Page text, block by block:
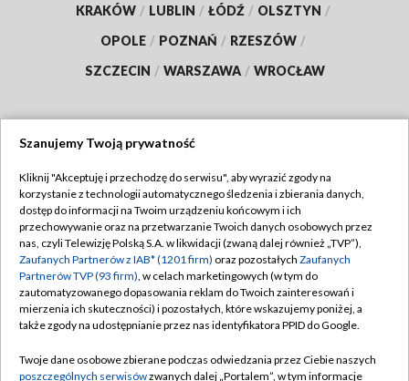
KRAKÓW / LUBLIN / ŁÓDŹ / OLSZTYN /
OPOLE / POZNAŃ / RZESZÓW /
SZCZECIN / WARSZAWA / WROCŁAW
TVP
Abonament TVP
Emisja w TVP
Centrum informacji TVP
Naziemna Telewizja Cyfrowa
Rada Programowa
Regulamin TVP
Polityka prywatności
Moje zgody
Pomoc
Szanujemy Twoją prywatność
Kliknij "Akceptuję i przechodzę do serwisu", aby wyrazić zgody na
korzystanie z technologii automatycznego śledzenia i zbierania danych,
dostęp do informacji na Twoim urządzeniu końcowym i ich
przechowywanie oraz na przetwarzanie Twoich danych osobowych przez
nas, czyli Telewizję Polską S.A. w likwidacji (zwaną dalej również „TVP”),
Zaufanych Partnerów z IAB* (1201 firm) oraz pozostałych Zaufanych
Partnerów TVP (93 firm), w celach marketingowych (w tym do
zautomatyzowanego dopasowania reklam do Twoich zainteresowań i
mierzenia ich skuteczności) i pozostałych, które wskazujemy poniżej, a
także zgody na udostępnianie przez nas identyfikatora PPID do Google.
Twoje dane osobowe zbierane podczas odwiedzania przez Ciebie naszych
poszczególnych serwisówzwanych dalej „Portalem”, w tym informacje